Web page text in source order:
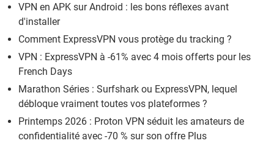
VPN en APK sur Android : les bons réflexes avant
d'installer
Comment ExpressVPN vous protège du tracking ?
VPN : ExpressVPN à -61% avec 4 mois offerts pour les
French Days
Marathon Séries : Surfshark ou ExpressVPN, lequel
débloque vraiment toutes vos plateformes ?
Printemps 2026 : Proton VPN séduit les amateurs de
confidentialité avec -70 % sur son offre Plus